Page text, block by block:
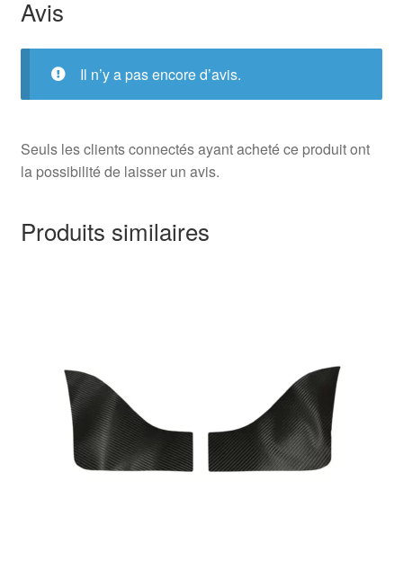
Avis
Il n’y a pas encore d’avis.
Seuls les clients connectés ayant acheté ce produit ont
la possibilité de laisser un avis.
Produits similaires